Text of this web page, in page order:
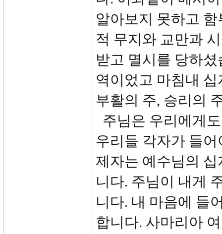
알아보지 못하고
적 무지와 교만과
받고 멸시를 당하
역이었고 마침내
부활의 주, 승리의
주님은 우리에게
우리들 각자가 들
제자는 예수님의
니다. 주님이 내게
니다. 내 마음에 들
합니다. 사마리아